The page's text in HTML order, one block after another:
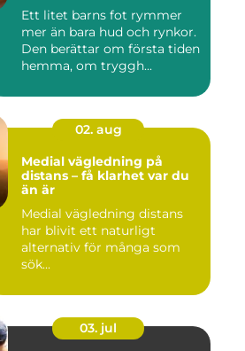
Ett litet barns fot rymmer
mer än bara hud och rynkor.
Den berättar om första tiden
hemma, om tryggh...
02. aug
Medial vägledning på
distans – få klarhet var du
än är
Medial vägledning distans
har blivit ett naturligt
alternativ för många som
sök...
03. jul